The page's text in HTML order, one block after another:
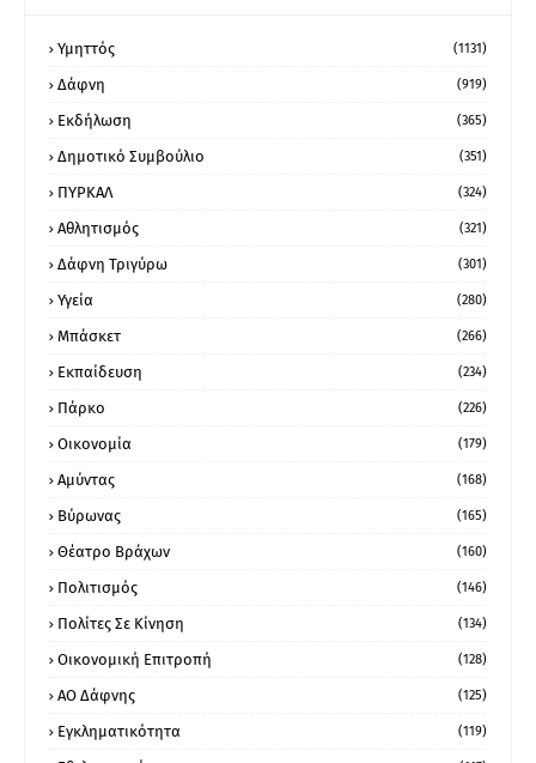
Υμηττός (1131)
Δάφνη (919)
Εκδήλωση (365)
Δημοτικό Συμβούλιο (351)
ΠΥΡΚΑΛ (324)
Αθλητισμός (321)
Δάφνη Τριγύρω (301)
Υγεία (280)
Μπάσκετ (266)
Εκπαίδευση (234)
Πάρκο (226)
Οικονομία (179)
Αμύντας (168)
Βύρωνας (165)
Θέατρο Βράχων (160)
Πολιτισμός (146)
Πολίτες Σε Κίνηση (134)
Οικονομική Επιτροπή (128)
ΑΟ Δάφνης (125)
Εγκληματικότητα (119)